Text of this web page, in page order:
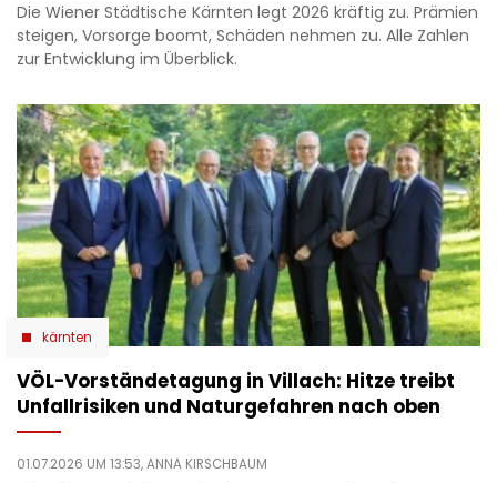
Die Wiener Städtische Kärnten legt 2026 kräftig zu. Prämien
steigen, Vorsorge boomt, Schäden nehmen zu. Alle Zahlen
zur Entwicklung im Überblick.
kärnten
VÖL-Vorständetagung in Villach: Hitze treibt
Unfallrisiken und Naturgefahren nach oben
01.07.2026 UM 13:53,ANNA KIRSCHBAUM